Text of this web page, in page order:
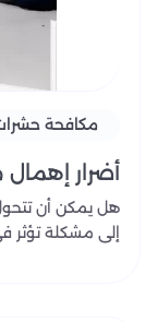
مكافحة
أضرار إهمال
هل يمكن أن
إلى مشكلة تؤثر